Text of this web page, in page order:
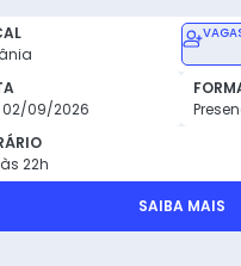
02/09/2026
22h
SAIBA MAIS